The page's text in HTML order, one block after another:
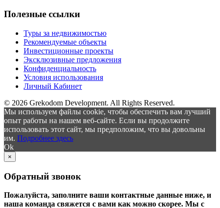
Полезные ссылки
Туры за недвижимостью
Рекомендуемые объекты
Инвестиционные проекты
Эксклюзивные предложения
Конфиденциальность
Условия использования
Личный Кабинет
© 2026 Grekodom Development. All Rights Reserved.
Мы используем файлы cookie, чтобы обеспечить вам лучший
опыт работы на нашем веб-сайте. Если вы продолжите
использовать этот сайт, мы предположим, что вы довольны
им. Подробнее здесь
Ok
×
Обратный звонок
Пожалуйста, заполните ваши контактные данные ниже, и
наша команда свяжется с вами как можно скорее. Мы с